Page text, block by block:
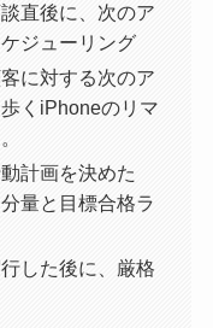
直後に、次のア
ジューリング
に対する次のア
くiPhoneのリマ
計画を決めた
量と目標合格ラ
した後に、厳格